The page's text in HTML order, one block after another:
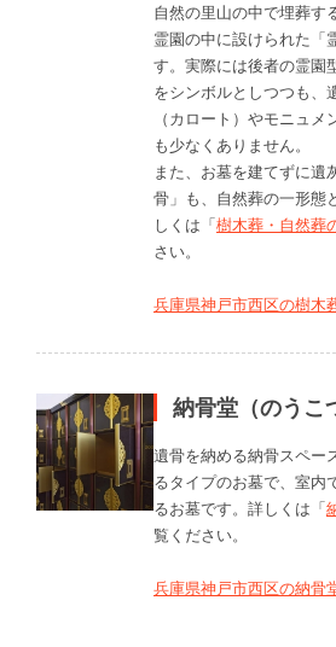
自然の里山の中で埋葬す
霊園の中に設けられた「
す。実際には後者の霊園
をシンボルとしつつも、
（カロート）やモニュ
も少なくありません。
また、お墓を建てずに遺
骨」も、自然葬の一形態
しくは「樹木葬・自然葬
さい。
兵庫県神戸市西区の樹木
納骨堂（のうこ
遺骨を納める納骨スペー
るタイプのお墓で、室内
るお墓です。詳しくは「
覧ください。
兵庫県神戸市西区の納骨